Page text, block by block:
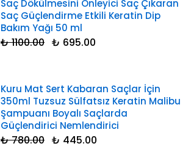
Saç Dökülmesini Önleyici Saç Çıkaran
Saç Güçlendirme Etkili Keratin Dip
Bakım Yağı 50 ml
₺ 1100.00 ₺ 695.00
Kuru Mat Sert Kabaran Saçlar İçin
350ml Tuzsuz Sülfatsız Keratin Malibu
Şampuanı Boyalı Saçlarda
Güçlendirici Nemlendirici
₺ 780.00 ₺ 445.00